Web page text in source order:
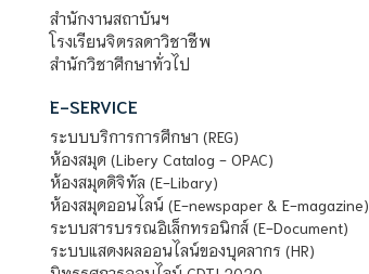
สำนักงานสถาบันฯ
โรงเรียนจิตรลดาวิชาชีพ
สำนักวิชาศึกษาทั่วไป
E-SERVICE
ระบบบริการการศึกษา (REG)
ห้องสมุด (Libery Catalog - OPAC)
ห้องสมุดดิจิทัล (E-Libary)
ห้องสมุดออนไลน์ (E-newspaper & E-magazine)
ระบบสารบรรณอิเล็กทรอนิกส์ (E-Document)
ระบบแสดงผลออนไลน์ของบุคลากร (HR)